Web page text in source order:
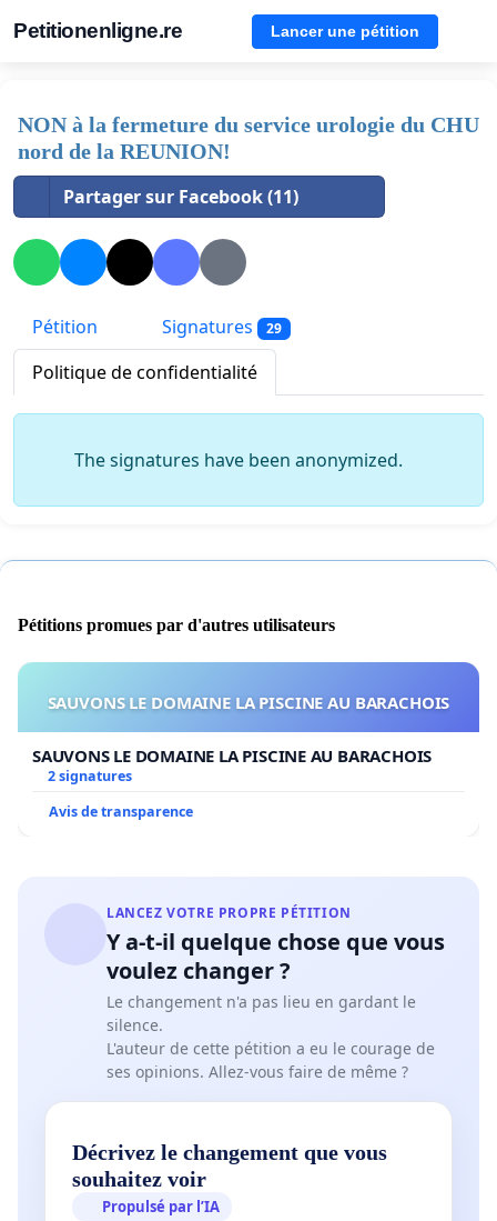
Petitionenligne.re Lancer une pétition
NON à la fermeture du service urologie du CHU
nord de la REUNION!
Partager sur Facebook (11)
Pétition Signatures 29
Politique de confidentialité
The signatures have been anonymized.
Pétitions promues par d'autres utilisateurs
SAUVONS LE DOMAINE LA PISCINE AU BARACHOIS
SAUVONS LE DOMAINE LA PISCINE AU BARACHOIS
2 signatures
Avis de transparence
LANCEZ VOTRE PROPRE PÉTITION
Y a-t-il quelque chose que vous
voulez changer ?
Le changement n'a pas lieu en gardant le
silence.
L'auteur de cette pétition a eu le courage de
ses opinions. Allez-vous faire de même ?
Décrivez le changement que vous
souhaitez voir
Propulsé par l’IA